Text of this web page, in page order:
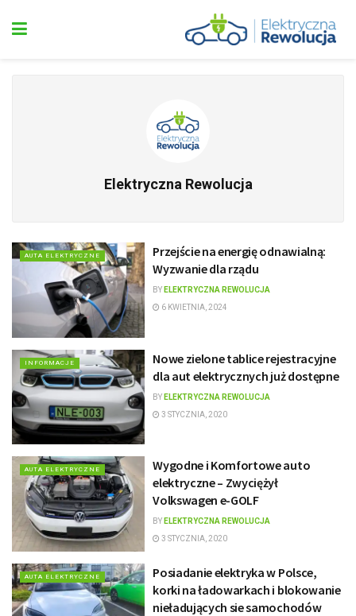
Elektryczna Rewolucja
AUTA ELEKTRYCZNE
Przejście na energię odnawialną:
Wyzwanie dla rządu
BY ELEKTRYCZNA REWOLUCJA
6 KWIETNIA, 2024
INFORMACJE
Nowe zielone tablice rejestracyjne
dla aut elektrycznych już dostępne
BY ELEKTRYCZNA REWOLUCJA
3 STYCZNIA, 2020
AUTA ELEKTRYCZNE
Wygodne i Komfortowe auto
elektryczne – Zwyciężył
Volkswagen e-GOLF
BY ELEKTRYCZNA REWOLUCJA
3 STYCZNIA, 2020
AUTA ELEKTRYCZNE
Posiadanie elektryka w Polsce,
korki na ładowarkach i blokowanie
nieładujących sie samochodów